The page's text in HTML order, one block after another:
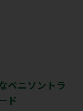
ベニソントラ
ド